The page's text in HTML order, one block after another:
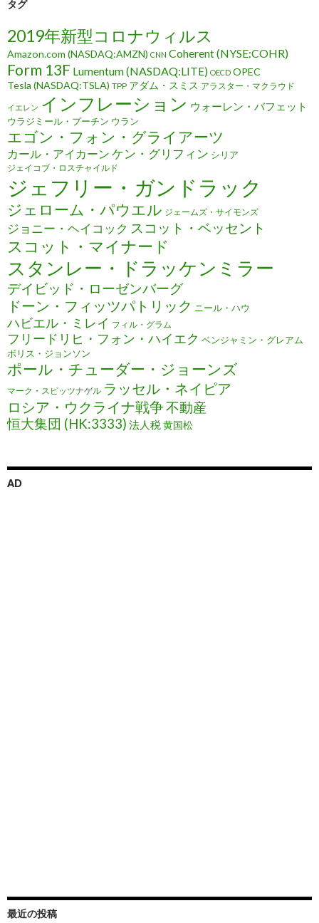
タグ
2019年新型コロナウィルス
Amazon.com (NASDAQ:AMZN) CNN Coherent (NYSE:COHR)
Form 13F Lumentum (NASDAQ:LITE) OECD OPEC
Tesla (NASDAQ:TSLA) TPP アダム・スミス アラスター・マクラウド
イエレン インフレーション ウォーレン・バフェット
ウラジミール・プーチン ウラン
エゴン・フォン・グライアーツ
カール・アイカーン ケン・グリフィン シリア
ジェイコブ・ロスチャイルド
ジェフリー・ガンドラック
ジェローム・パウエル ジェームズ・サイモンズ
ジョニー・ヘイコック スコット・ベッセント
スコット・マイナード
スタンレー・ドラッケンミラー
デイビッド・ローゼンバーグ
ドーン・フィッツパトリック ニール・ハウ
ハビエル・ミレイ フィル・グラム
フリードリヒ・フォン・ハイエク ベンジャミン・グレアム
ボリス・ジョンソン
ポール・チューダー・ジョーンズ
マーク・スピッツナゲル ラッセル・ネイピア
ロシア・ウクライナ戦争不動産
恒大集団 (HK:3333) 法人税黄国松
AD
最近の投稿